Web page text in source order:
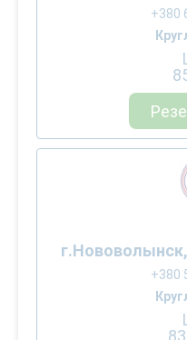
+380
+380